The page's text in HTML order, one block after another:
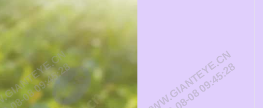
08 09:45:28 WWW.GIANTEYE.CN
2026-08-08 09:45:28